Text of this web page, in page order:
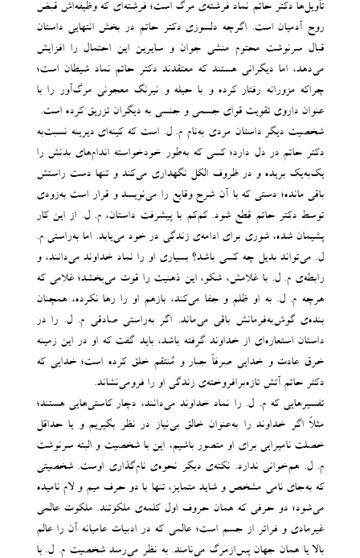
تأویل‌ها دکتر حاتم نماد فرشته‌ی مرگ است؛ فرشته‌ای که وظیفه‌اش قبض
روح آدمیان است. اگرچه دلسوزی دکتر حاتم در بخش انتهایی داستان
قبال سرنوشت محتوم منشی جوان و سایرین این احتمال را افزایش
می‌دهد، اما دیگرانی هستند که معتقدند دکتر حاتم نماد شیطان است؛
چراکه مزورانه رفتار کرده و با حیله و نیرنگ معجونی مرگ‌آور را با
عنوان داروی تقویت قوای جسمی و جنسی به دیگران تزریق کرده است.
شخصیت دیگر داستان مردی به‌نام م. ل. است که کینه‌ای دیرینه نسبت‌به
دکتر حاتم در دل دارد؛ کسی که به‌طور خودخواسته اندام‌های بدنش را
یک‌به‌یک بریده و در ظروف الکل نگهداری می‌کند و تنها دست راستش
باقی مانده؛ دستی که با آن شرح وقایع را می‌نویسد و قرار است به‌زودی
توسط دکتر حاتم قطع شود. کم‌کم با پیشرفت داستان، م. ل. از این کار
پشیمان شده، شوری برای ادامه‌ی زندگی در خود می‌یابد. اما به‌راستی م.
ل. می‌تواند بدیل چه کسی باشد؟ بسیاری او را نماد خداوند می‌دانند، و
رابطه‌ی م. ل. با غلامش، شکو، این ذهنیت را قوت می‌بخشد؛ غلامی که
هرچه م. ل. به او ظلم و جفا می‌کند، بازهم او را رها نکرده، همچنان
بنده‌ی گوش‌به‌فرمانش باقی می‌ماند. اگر به‌راستی صادقی م. ل. را در
داستان استعاره‌ای از خداوند گرفته باشد، باید گفت که او در این زمینه
خرق عادت و خدایی صرفاً جبار و مُنتقم خلق کرده است؛ خدایی که
دکتر حاتم آتش تازه‌برافروخته‌ی زندگی او را فرومی‌نشاند.
تفسیرهایی که م. ل. را نماد خداوند می‌دانند، دچار کاستی‌هایی هستند؛
مثلاً اگر خداوند را به‌عنوان خالق بی‌نیاز در نظر بگیریم و یا حداقل
خصلت نامیرایی برای او متصور باشیم، این با شخصیت و البته سرنوشت
م. ل. هم‌خوانی ندارد. نکته‌ی دیگر نحوه‌ی نام‌گذاری اوست. شخصیتی
که به‌جای نامی مشخص و شاید متمایز، تنها با دو حرف میم و لام نامیده
می‌شود؛ دو حرفی که همان حروف اول کلمه‌ی ملکوتند. ملکوت عالمی
غیرمادی و فراتر از جسم است؛ عالمی که در ادبیات عامیانه آن را عالم
بالا یا همان جهان پس‌ازمرگ می‌نامند. به نظر می‌رسد شخصیت م. ل. با